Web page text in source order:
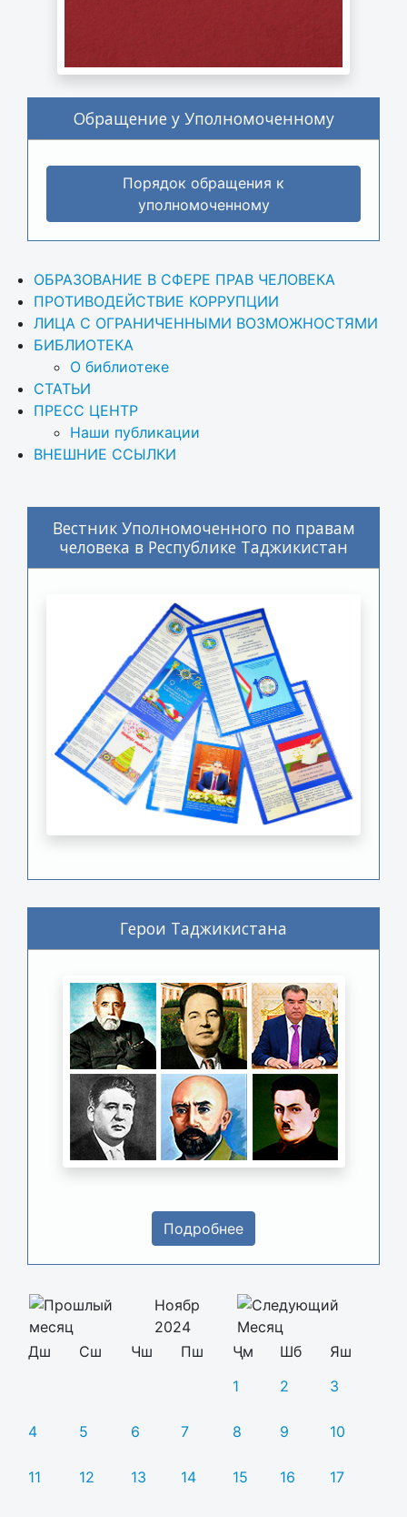
Обращение у Уполномоченному
Порядок обращения к
уполномоченному
ОБРАЗОВАНИЕ В СФЕРЕ ПРАВ ЧЕЛОВЕКА
ПРОТИВОДЕЙСТВИЕ КОРРУПЦИИ
ЛИЦА С ОГРАНИЧЕННЫМИ ВОЗМОЖНОСТЯМИ
БИБЛИОТЕКА
О библиотеке
СТАТЬИ
ПРЕСС ЦЕНТР
Наши публикации
ВНЕШНИЕ ССЫЛКИ
Вестник Уполномоченного по правам
человека в Республике Таджикистан
Герои Таджикистана
Подробнее
Ноябр
2024
Дш
Сш Чш Пш Ҷм Шб
Яш
1
2 3
4 5 6 7 8 9 10
11 12 13 14 15 16 17